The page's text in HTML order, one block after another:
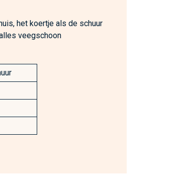
het koertje als de schuur
veegschoon